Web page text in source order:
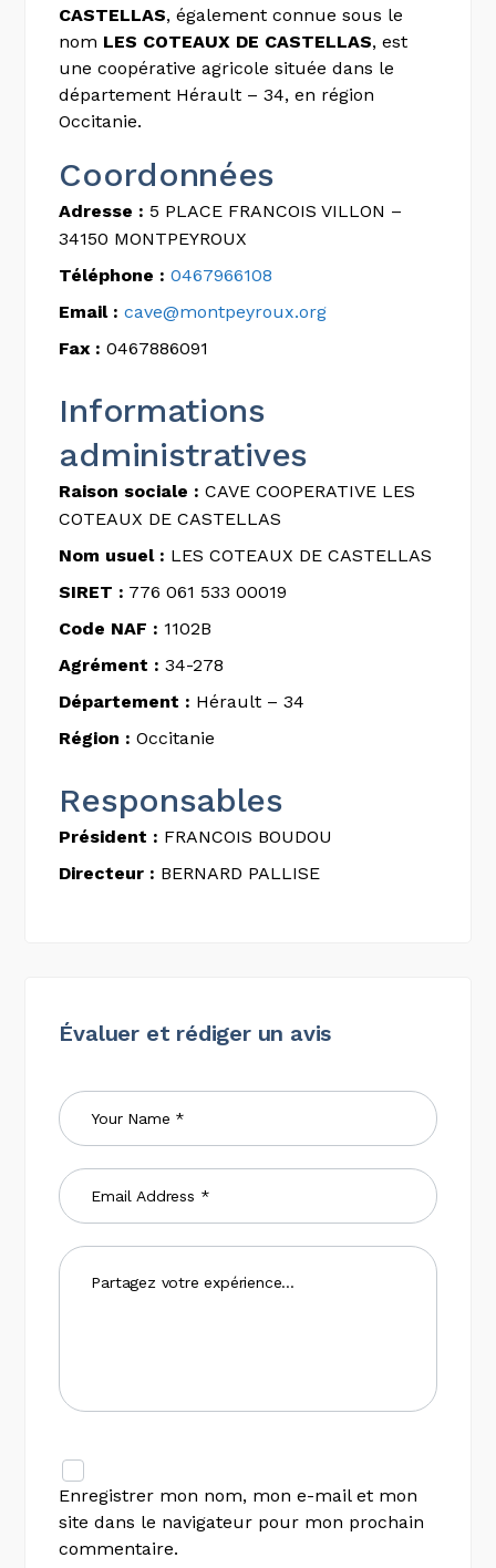
CASTELLAS, également connue sous le
nom LES COTEAUX DE CASTELLAS, est
une coopérative agricole située dans le
département Hérault – 34, en région
Occitanie.
Coordonnées
Adresse : 5 PLACE FRANCOIS VILLON –
34150 MONTPEYROUX
Téléphone : 0467966108
Email : cave@montpeyroux.org
Fax : 0467886091
Informations
administratives
Raison sociale : CAVE COOPERATIVE LES
COTEAUX DE CASTELLAS
Nom usuel : LES COTEAUX DE CASTELLAS
SIRET : 776 061 533 00019
Code NAF : 1102B
Agrément : 34-278
Département : Hérault – 34
Région : Occitanie
Responsables
Président : FRANCOIS BOUDOU
Directeur : BERNARD PALLISE
Évaluer et rédiger un avis
Enregistrer mon nom, mon e-mail et mon
site dans le navigateur pour mon prochain
commentaire.